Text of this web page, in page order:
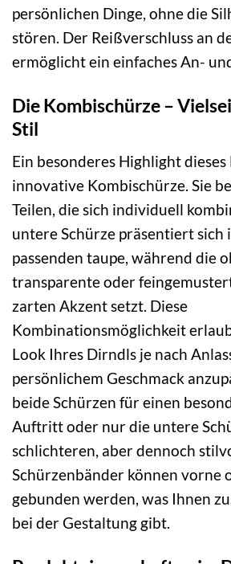
persönlichen Dinge, ohne die
stören. Der Reißverschluss an
ermöglicht ein einfaches An-
Die Kombischürze –
Stil
Ein besonderes Highlight
innovative Kombischürze. Sie
Teilen, die sich individuell
untere Schürze präsentiert sich
passenden taupe, während die
transparente oder
zarten Akzent setzt. Diese
Kombinationsmöglichkeit
Look Ihres Dirndls je nach
persönlichem Geschmack
beide Schürzen für einen
Auftritt oder nur die untere
schlichteren, aber dennoch
Schürzenbänder können vorne
gebunden werden, was Ihnen
bei der Gestaltung gibt.